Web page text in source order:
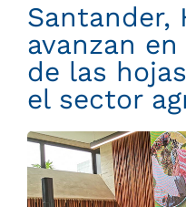
Santander,
avanzan
de las
el sector